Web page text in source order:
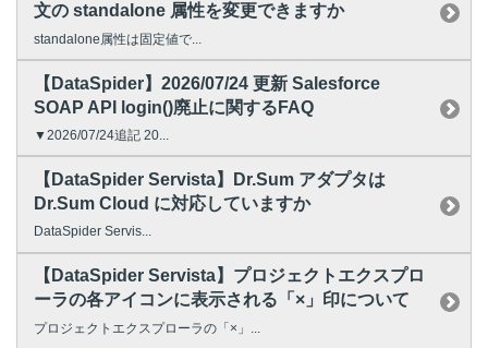
文の standalone 属性を変更できますか
standalone属性は固定値で...
【DataSpider】2026/07/24 更新 Salesforce
SOAP API login()廃止に関するFAQ
▼2026/07/24追記 20...
【DataSpider Servista】Dr.Sum アダプタは
Dr.Sum Cloud に対応していますか
DataSpider Servis...
【DataSpider Servista】プロジェクトエクスプロ
ーラの各アイコンに表示される「×」印について
プロジェクトエクスプローラの「×」...